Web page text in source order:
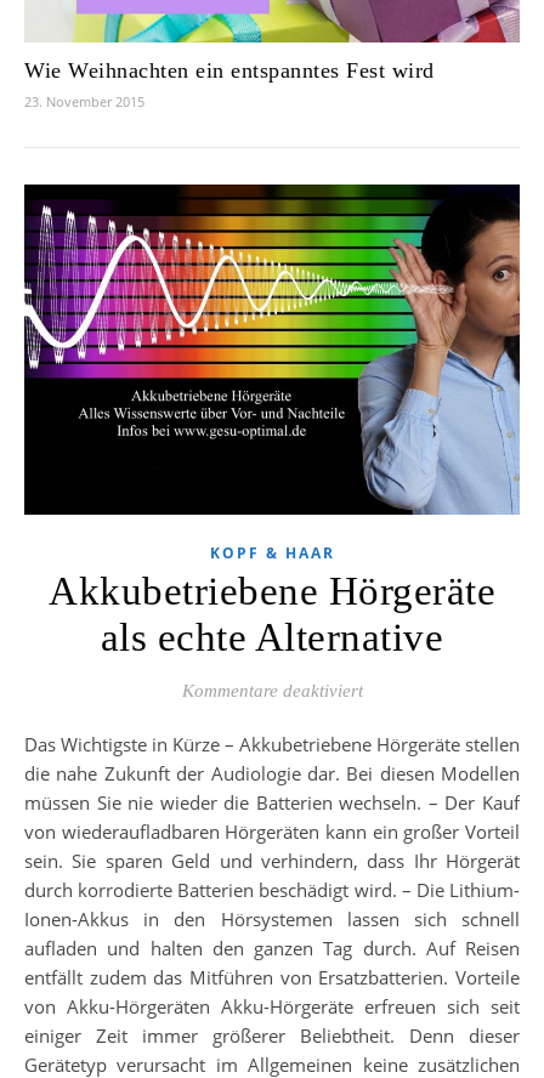
Wie Weihnachten ein entspanntes Fest wird
23. November 2015
KOPF & HAAR
Akkubetriebene Hörgeräte
als echte Alternative
Kommentare deaktiviertfür Akkubetriebene
Das Wichtigste in Kürze – Akkubetriebene Hörgeräte stellen
die nahe Zukunft der Audiologie dar. Bei diesen Modellen
müssen Sie nie wieder die Batterien wechseln. – Der Kauf
von wiederaufladbaren Hörgeräten kann ein großer Vorteil
sein. Sie sparen Geld und verhindern, dass Ihr Hörgerät
durch korrodierte Batterien beschädigt wird. – Die Lithium-
Ionen-Akkus in den Hörsystemen lassen sich schnell
aufladen und halten den ganzen Tag durch. Auf Reisen
entfällt zudem das Mitführen von Ersatzbatterien. Vorteile
von Akku-Hörgeräten Akku-Hörgeräte erfreuen sich seit
einiger Zeit immer größerer Beliebtheit. Denn dieser
Gerätetyp verursacht im Allgemeinen keine zusätzlichen